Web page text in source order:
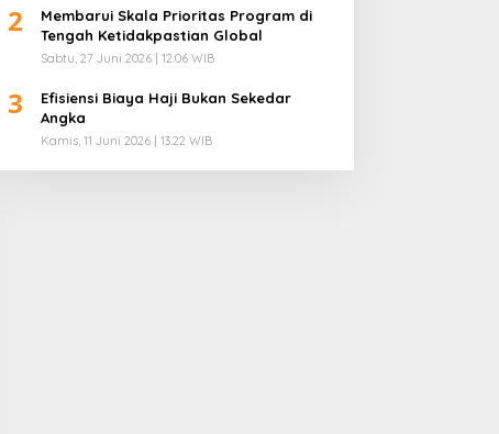
2
Membarui Skala Prioritas Program di
Tengah Ketidakpastian Global
Sabtu, 27 Juni 2026 | 12:06 WIB
3
Efisiensi Biaya Haji Bukan Sekedar
Angka
Kamis, 11 Juni 2026 | 13:22 WIB